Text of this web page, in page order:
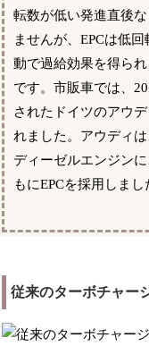
転数が低い発進直後
ませんが、EPCは低
動で過給効果を得ら
です。市販車では、
されたドイツのアウ
れました。アウディ
ディーゼルエンジン
もにEPCを採用しまし
従来のターボチャー